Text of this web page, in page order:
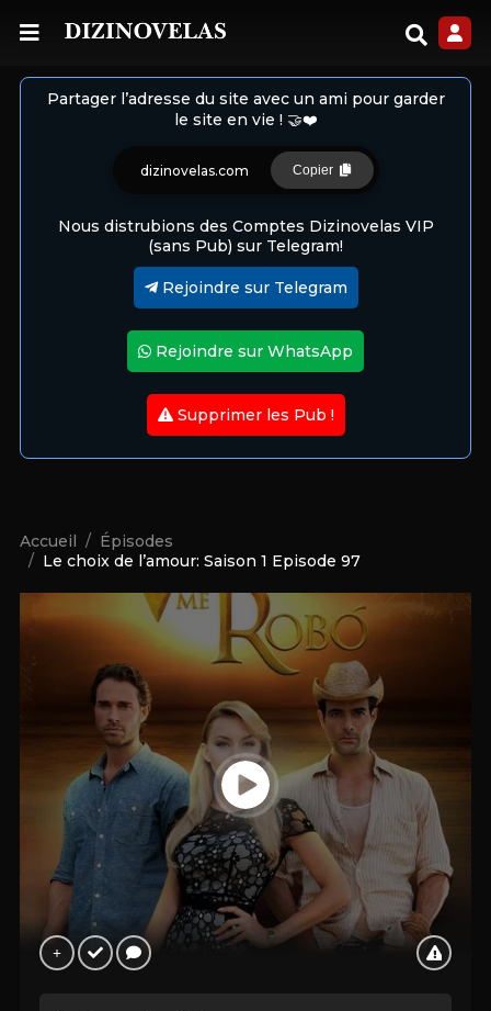
Partager l’adresse du site avec un ami pour garder
le site en vie ! 🤝❤️
dizinovelas.com Copier
Nous distrubions des Comptes Dizinovelas VIP
(sans Pub) sur Telegram!
Rejoindre sur Telegram
Rejoindre sur WhatsApp
Supprimer les Pub !
Accueil
Épisodes
Le choix de l’amour: Saison 1 Episode 97